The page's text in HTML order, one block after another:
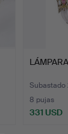
Subastado
8 pujas
331 USD